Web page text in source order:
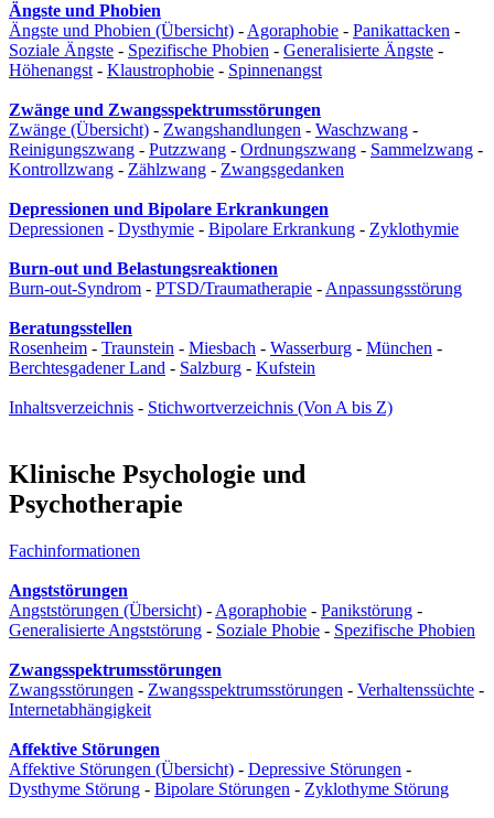
Ängste und Phobien
Ängste und Phobien (Übersicht) - Agoraphobie - Panikattacken -
Soziale Ängste - Spezifische Phobien - Generalisierte Ängste -
Höhenangst - Klaustrophobie - Spinnenangst
Zwänge und Zwangsspektrumsstörungen
Zwänge (Übersicht) - Zwangshandlungen - Waschzwang -
Reinigungszwang - Putzzwang - Ordnungszwang - Sammelzwang -
Kontrollzwang - Zählzwang - Zwangsgedanken
Depressionen und Bipolare Erkrankungen
Depressionen - Dysthymie - Bipolare Erkrankung - Zyklothymie
Burn-out und Belastungsreaktionen
Burn-out-Syndrom - PTSD/Traumatherapie - Anpassungsstörung
Beratungsstellen
Rosenheim - Traunstein - Miesbach - Wasserburg - München -
Berchtesgadener Land - Salzburg - Kufstein
Inhaltsverzeichnis - Stichwortverzeichnis (Von A bis Z)
Klinische Psychologie und
Psychotherapie
Fachinformationen
Angststörungen
Angststörungen (Übersicht) - Agoraphobie - Panikstörung -
Generalisierte Angststörung - Soziale Phobie - Spezifische Phobien
Zwangsspektrumsstörungen
Zwangsstörungen - Zwangsspektrumsstörungen - Verhaltenssüchte -
Internetabhängigkeit
Affektive Störungen
Affektive Störungen (Übersicht) - Depressive Störungen -
Dysthyme Störung - Bipolare Störungen - Zyklothyme Störung